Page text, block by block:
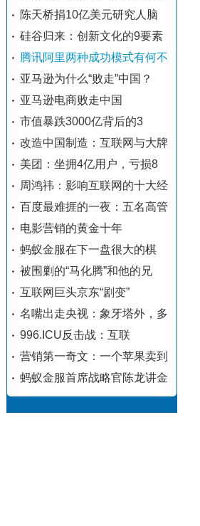
陈天桥捐10亿美元研究人脑
硅谷归来：创新文化的9要素
腾讯阿里两种成功模式有何不
亚马逊为什么“败走”中国？
亚马逊电商败走中国
市值暴跌3000亿背后的3
改造中国制造：互联网与大牌
美团：坐拥4亿用户，亏损8
周鸿祎：影响互联网的十大经
百度最难捱的一夜：五名高管
电影营销的黄金十年
蚂蚁金服在下一盘很大的棋
被围剿的“马化腾”和他的兄
互联网巨头京东“剧变”
名嘴出走央视：象牙塔外，多
996.ICU反击战：互联
营销第一奇文：一个苹果卖到
蚂蚁金服首席战略官陈龙讲金